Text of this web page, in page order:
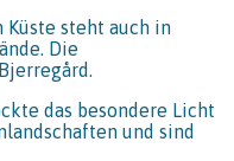
Küste steht auch in
Die
das besondere Licht
und sind